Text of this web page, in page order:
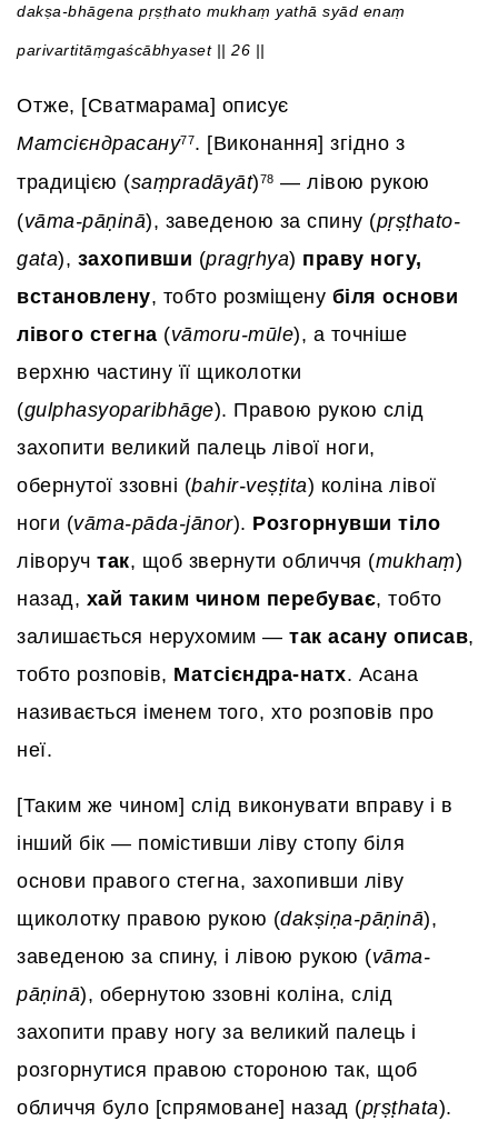
dakṣa-bhāgena pṛṣṭhato mukhaṃ yathā syād enaṃ
parivartitāṃgaścābhyaset || 26 ||
Отже, [Сватмарама] описує
Матсієндрасану77. [Виконання] згідно з
традицією (saṃpradāyāt)78 — лівою рукою
(vāma-pāṇinā), заведеною за спину (pṛṣṭhato-
gata), захопивши (pragṛhya) праву ногу,
встановлену, тобто розміщену біля основи
лівого стегна (vāmoru-mūle), а точніше
верхню частину її щиколотки
(gulphasyoparibhāge). Правою рукою слід
захопити великий палець лівої ноги,
обернутої ззовні (bahir-veṣṭita) коліна лівої
ноги (vāma-pāda-jānor). Розгорнувши тіло
ліворуч так, щоб звернути обличчя (mukhaṃ)
назад, хай таким чином перебуває, тобто
залишається нерухомим — так асану описав,
тобто розповів, Матсієндра-натх. Асана
називається іменем того, хто розповів про
неї.
[Таким же чином] слід виконувати вправу і в
інший бік — помістивши ліву стопу біля
основи правого стегна, захопивши ліву
щиколотку правою рукою (dakṣiṇa-pāṇinā),
заведеною за спину, і лівою рукою (vāma-
pāṇinā), обернутою ззовні коліна, слід
захопити праву ногу за великий палець і
розгорнутися правою стороною так, щоб
обличчя було [спрямоване] назад (pṛṣṭhata).